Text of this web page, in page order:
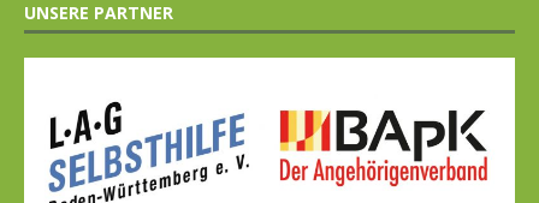
UNSERE PARTNER